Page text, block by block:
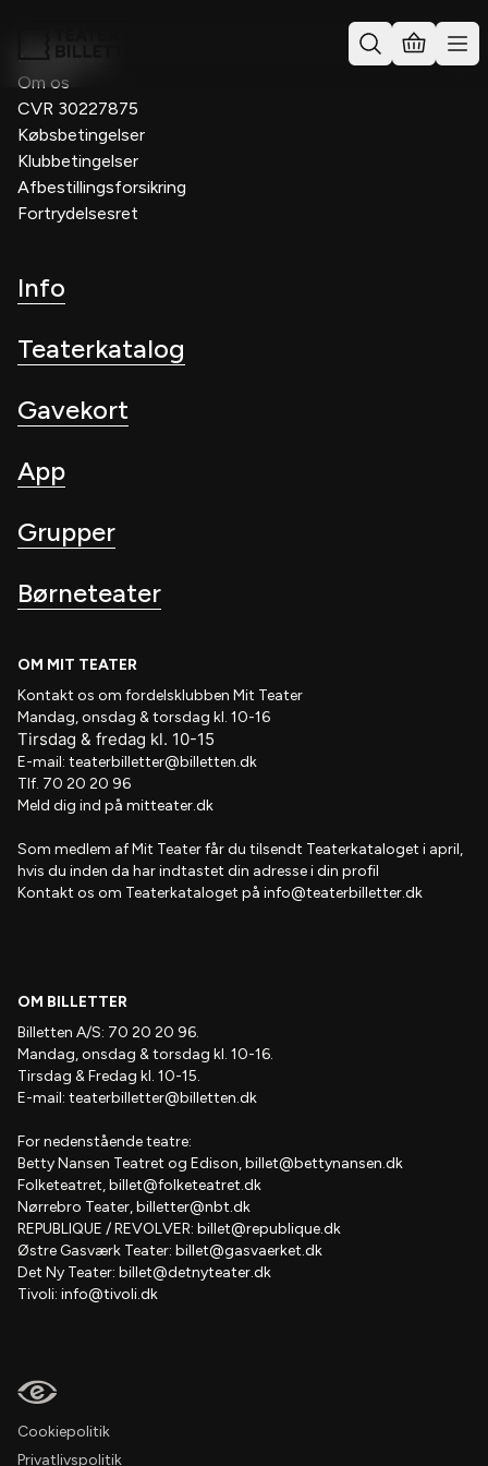
Kontakt os
Om os
CVR 30227875
Købsbetingelser
Klubbetingelser
Afbestillingsforsikring
Fortrydelsesret
Info
Teaterkatalog
Gavekort
App
Grupper
Børneteater
OM MIT TEATER
Kontakt os om fordelsklubben Mit Teater
Mandag, onsdag & torsdag kl. 10-16
Tirsdag & fredag kl. 10-15
E-mail: teaterbilletter@billetten.dk
Tlf. 70 20 20 96
Meld dig ind på mitteater.dk
Som medlem afMit Teaterfår du tilsendt Teaterkataloget i april,
hvis du inden da har indtastet din adresse i din profil
Kontakt os om Teaterkataloget på info@teaterbilletter.dk
OM BILLETTER
Billetten A/S: 70 20 20 96.
Mandag, onsdag & torsdag kl. 10-16.
Tirsdag & Fredag kl. 10-15.
E-mail: teaterbilletter@billetten.dk
For nedenstående teatre:
Betty Nansen Teatret og Edison,billet@bettynansen.dk
Folketeatret,billet@folketeatret.dk
Nørrebro Teater,billetter@nbt.dk
REPUBLIQUE / REVOLVER: billet@republique.dk
Østre Gasværk Teater: billet@gasvaerket.dk
Det Ny Teater: billet@detnyteater.dk
Tivoli: info@tivoli.dk
Cookiepolitik
Privatlivspolitik